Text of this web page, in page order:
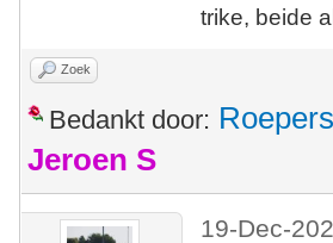
trike, beide
Zoek
Bedankt door: Roepers
Jeroen S
19-Dec-